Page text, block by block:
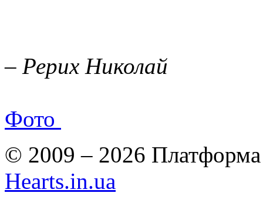
– Рерих Николай
Фото
© 2009 – 2026 Платформа
Hearts.in.ua